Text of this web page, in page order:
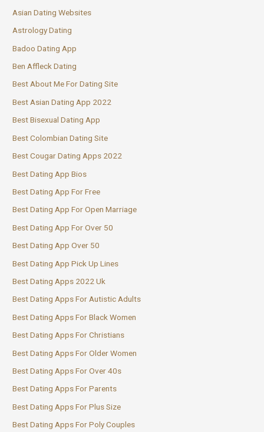
Asian Dating Websites
Astrology Dating
Badoo Dating App
Ben Affleck Dating
Best About Me For Dating Site
Best Asian Dating App 2022
Best Bisexual Dating App
Best Colombian Dating Site
Best Cougar Dating Apps 2022
Best Dating App Bios
Best Dating App For Free
Best Dating App For Open Marriage
Best Dating App For Over 50
Best Dating App Over 50
Best Dating App Pick Up Lines
Best Dating Apps 2022 Uk
Best Dating Apps For Autistic Adults
Best Dating Apps For Black Women
Best Dating Apps For Christians
Best Dating Apps For Older Women
Best Dating Apps For Over 40s
Best Dating Apps For Parents
Best Dating Apps For Plus Size
Best Dating Apps For Poly Couples